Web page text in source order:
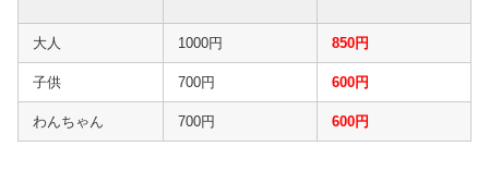
大人 1000円 850円
子供 700円 600円
わんちゃん 700円 600円